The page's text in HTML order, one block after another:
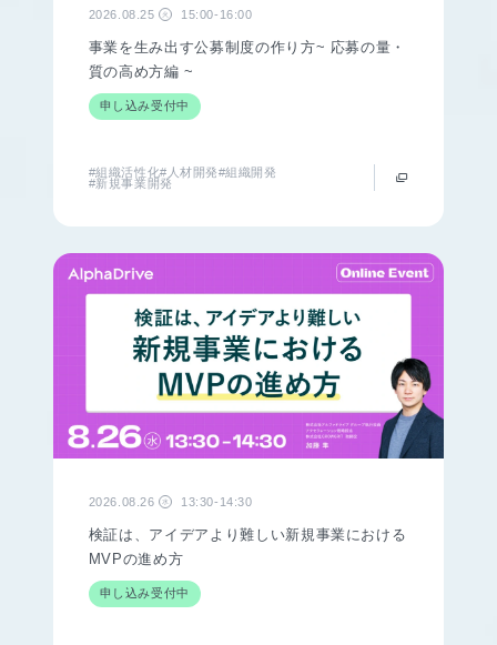
2026.08.25 火 15:00-16:00
事業を生み出す公募制度の作り方~ 応募の量・
質の高め方編 ~
申し込み受付中
#組織活性化#人材開発#組織開発
#新規事業開発
2026.08.26 水 13:30-14:30
検証は、アイデアより難しい新規事業における
MVPの進め方
申し込み受付中